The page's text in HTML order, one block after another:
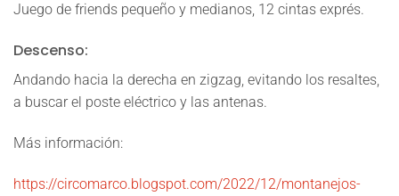
Juego de friends pequeño y medianos, 12 cintas exprés.
Descenso:
Andando hacia la derecha en zigzag, evitando los resaltes,
a buscar el poste eléctrico y las antenas.
Más información:
https://circomarco.blogspot.com/2022/12/montanejos-